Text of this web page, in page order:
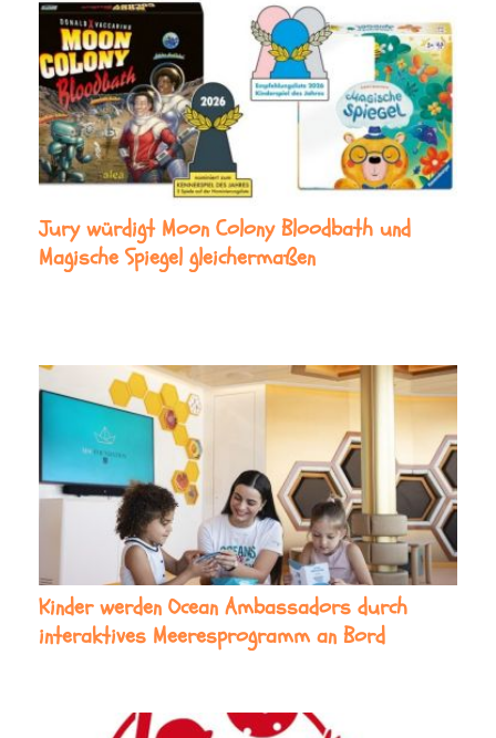
Jury würdigt Moon Colony Bloodbath und
Magische Spiegel gleichermaßen
Kinder werden Ocean Ambassadors durch
interaktives Meeresprogramm an Bord